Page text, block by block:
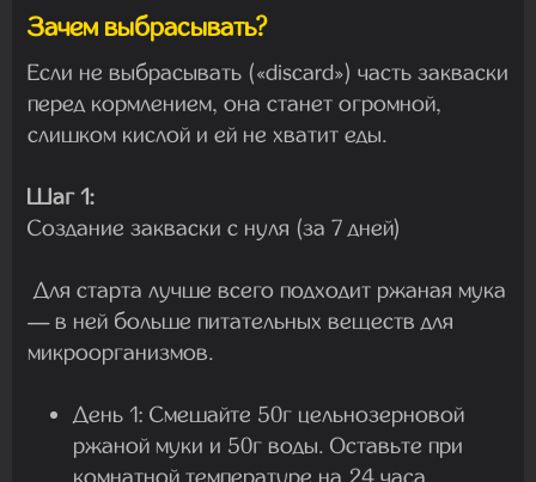
Зачем выбрасывать?
Если не выбрасывать («discard») часть закваски
перед кормлением, она станет огромной,
слишком кислой и ей не хватит еды.
Шаг 1:
Создание закваски с нуля (за 7 дней)
Для старта лучше всего подходит ржаная мука
— в ней больше питательных веществ для
микроорганизмов.
День 1: Смешайте 50г цельнозерновой
ржаной муки и 50г воды. Оставьте при